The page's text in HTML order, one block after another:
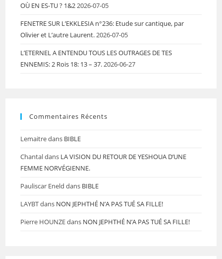
OÙ EN ES-TU ? 1&22026-07-05
FENETRE SUR L’EKKLESIA n°236: Etude sur cantique, par
Olivier et L’autre Laurent.2026-07-05
L’ETERNEL A ENTENDU TOUS LES OUTRAGES DE TES
ENNEMIS: 2 Rois 18: 13 – 37.2026-06-27
Commentaires Récents
Lemaitredans BIBLE
Chantaldans LA VISION DU RETOUR DE YESHOUA D’UNE
FEMME NORVÉGIENNE.
Pauliscar Eneld dans BIBLE
LAYBTdans NON JEPHTHÉ N’A PAS TUÉ SA FILLE!
Pierre HOUNZEdans NON JEPHTHÉ N’A PAS TUÉ SA FILLE!